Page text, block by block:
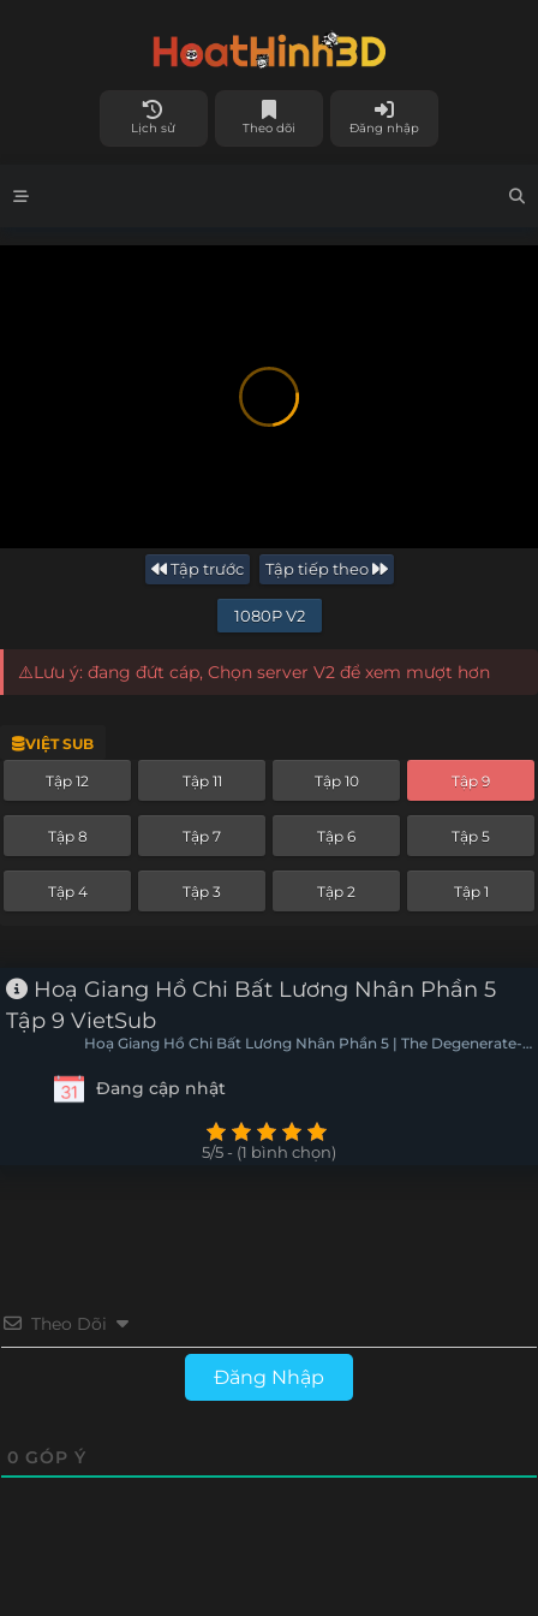
Lịch sử Theo dõi Đăng nhập
Tập trước Tập tiếp theo
1080P V2
⚠️Lưu ý: đang đứt cáp, Chọn server V2 để xem mượt hơn
VIỆT SUB
Tập 12 Tập 11 Tập 10 Tập 9
Tập 8 Tập 7 Tập 6 Tập 5
Tập 4 Tập 3 Tập 2 Tập 1
Hoạ Giang Hồ Chi Bất Lương Nhân Phần 5
Tập 9 VietSub
Hoạ Giang Hồ Chi Bất Lương Nhân Phần 5 | The Degenerate-
Đang cập nhật
5/5 - (1 bình chọn)
Theo Dõi
Đăng Nhập
0 GÓP Ý